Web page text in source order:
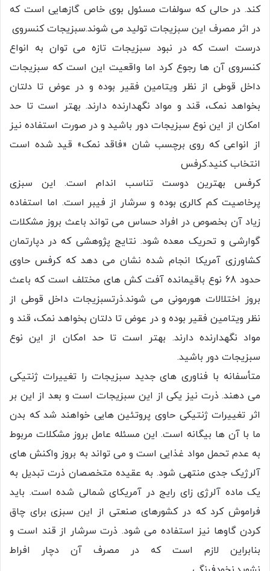
کند. در حالی که سولفات مسئول بوی خاص گازهایی است که
در اثر مصرف این سبزیجات تولید می شوند.سبزیجات کنسروی
درست است که در نبود سبزیجات تازه می توان به انواع
کنسروی آن ها رجوع کرد اما واقعیت این است که سبزیجات
داخل قوطی از نظر ویتامین فقیر بوده و در عوض تا دلتان
بخواهد نمک، قند و مواد نگهدارنده دارند. بهتر است تا حد
امکان از این نوع سبزیجات دور باشید و در صورت استفاده نیز
از انواعی که روی برچسب شان «فاقد نمک» قید شده است
انتخاب کنید.کرفس
کرفس بهترین دوست تناسب اندام است. این سبزی
پرخاصیت کم کالری بوده و سرشار از فیبر است. اما استفاده
زیاد آن بخصوص در افراد حساس می تواند باعث بروز مشکلات
گوارشی و تحریک معده شود. نتایج پژوهشی که در دپارتمان
کشاورزی آمریکا انجام شده نشان می دهد که کرفس حاوی
حدود 68 نوع باقیمانده آفت کش های مختلف است که باعث
بروز اختلالات هورمونی می شوند.ذرتسبزیجات داخل قوطی از
نظر ویتامین فقیر بوده و در عوض تا دلتان بخواهد نمک، قند و
مواد نگهدارنده دارند. بهتر است تا حد امکان از این نوع
سبزیجات دور باشید.
متأسفانه با فناوری های جدید سبزیجات را تغییرات ژنتیکی
می دهند. ذرت نیز یکی از این سبزیجات است و بعد از این بر
اثر تغییرات ژنتیکی حاوی پروتئین هایی خواهند شد که بدن
ما با آن ها بیگانه است. این مسئله عامل بروز مشکلات مربوط
به عدم تحمل مواد غذایی است و می تواند به بروز واکنش های
آلرژیک جدی منتهی شود. به عقیده متخصصان ذرت تبدیل به
یک ماده آلرژی زای رایج در آمریکای شمالی شده است. باید
فراموش کرد که در کشورهای صنعتی از این سبزی برای چاق
کردن گاوها نیز استفاده می شود. ذرت سرشار از قند است و
بنابراین لازم است که در مصرف آن دچار افراط